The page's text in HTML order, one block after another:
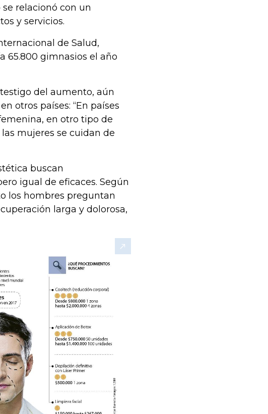
relacionó con un
y servicios.
de Salud,
65.800 gimnasios el año
del aumento, aún
otros países: “En países
en otro tipo de
mujeres se cuidan de
buscan
igual de eficaces. Según
los hombres preguntan
larga y dolorosa,